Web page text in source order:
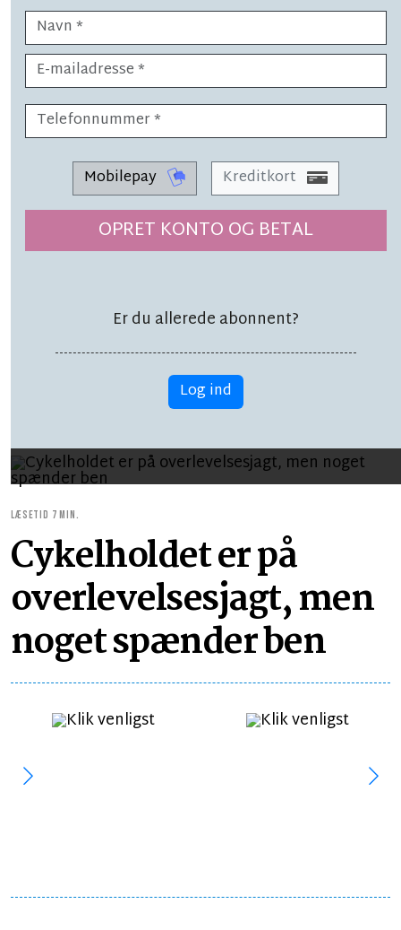
Mobilepay Kreditkort
OPRET KONTO OG BETAL
Er du allerede abonnent?
Log ind
LÆSETID 2 MIN.
Nexøs børn valfarter til: 'Der
bliver smæk på'
Festival handler om øl
– og der er en voldsom
LÆSETID 7 MIN.
Cykelholdet er på
overlevelsesjagt, men
noget spænder ben